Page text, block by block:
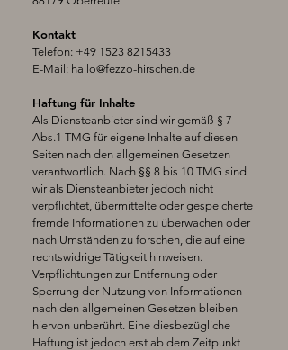
Kontakt
Telefon: +49 1523 8215433
E-Mail: hallo@fezzo-hirschen.de
Haftung für Inhalte
Als Diensteanbieter sind wir gemäß § 7
Abs.1 TMG für eigene Inhalte auf diesen
Seiten nach den allgemeinen Gesetzen
verantwortlich. Nach §§ 8 bis 10 TMG sind
wir als Diensteanbieter jedoch nicht
verpflichtet, übermittelte oder gespeicherte
fremde Informationen zu überwachen oder
nach Umständen zu forschen, die auf eine
rechtswidrige Tätigkeit hinweisen.
Verpflichtungen zur Entfernung oder
Sperrung der Nutzung von Informationen
nach den allgemeinen Gesetzen bleiben
hiervon unberührt. Eine diesbezügliche
Haftung ist jedoch erst ab dem Zeitpunkt